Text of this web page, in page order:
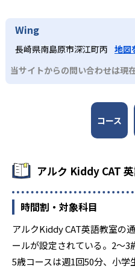
アルクの50年以上にわたる教
オリジナル教材を使用。DVD
総合的にカバーし、実践的な
材は年齢・学年別に最適化
もスムーズに行える構成と
小学生～中学
小学生低学年のSTEP1～3は
もがまねをしながら英語を
力強化を実施。JHコースは
90分で文法定着とタスクベ
すいカリキュラム構成となっ
デメリットとしては、教室
時間、月謝や入会金が異なる
で受講できない場合がある点
プランに一定の費用負担が生
ぶ形式のため、学習量を確保
必要なこともある。さらに
合には別途オプションを検討
Wing
長崎県南島原市深江町丙 地図
当サイトからの問い合わせは現
コース
アルク Kiddy CAT
時間割・対象科目
アルクKiddy CAT英語教室の
ールが設定されている。2～3
5歳コースは週1回50分、小